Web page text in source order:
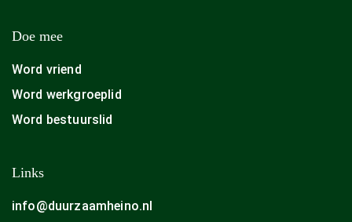
Doe mee
Word vriend
Word werkgroeplid
Word bestuurslid
Links
info@duurzaamheino.nl